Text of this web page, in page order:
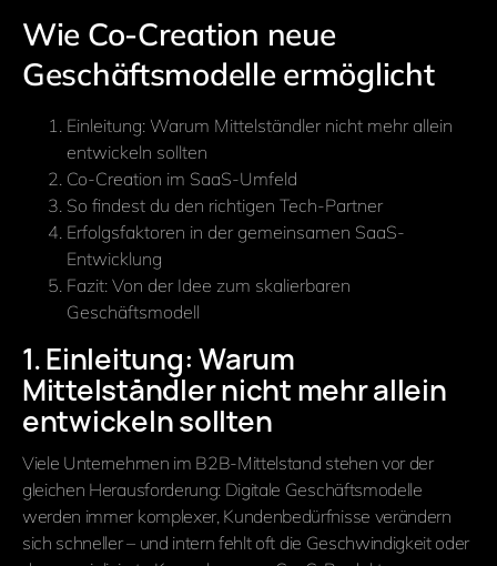
Wie Co-Creation neue
Geschäftsmodelle ermöglicht
Einleitung: Warum Mittelständler nicht mehr allein
entwickeln sollten
Co-Creation im SaaS-Umfeld
So findest du den richtigen Tech-Partner
Erfolgsfaktoren in der gemeinsamen SaaS-
Entwicklung
Fazit: Von der Idee zum skalierbaren
Geschäftsmodell
1. Einleitung: Warum
Mittelständler nicht mehr allein
entwickeln sollten
Viele Unternehmen im B2B-Mittelstand stehen vor der
gleichen Herausforderung: Digitale Geschäftsmodelle
werden immer komplexer, Kundenbedürfnisse verändern
sich schneller – und intern fehlt oft die Geschwindigkeit oder